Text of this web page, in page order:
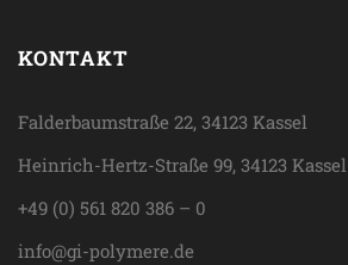
KONTAKT
Falderbaumstraße 22, 34123 Kassel
Heinrich-Hertz-Straße 99, 34123 Kassel
+49 (0) 561 820 386 – 0
info@gi-polymere.de